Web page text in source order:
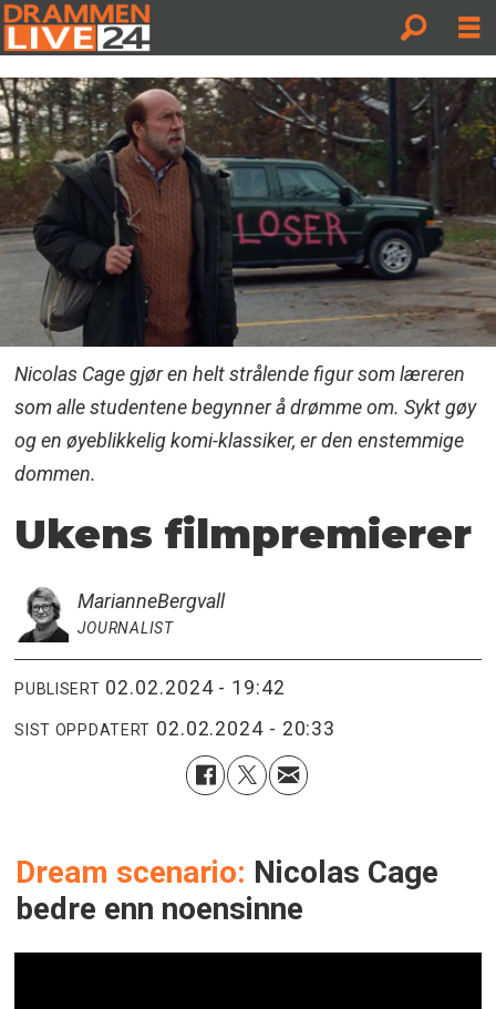
Nicolas Cage gjør en helt strålende figur som læreren
som alle studentene begynner å drømme om. Sykt gøy
og en øyeblikkelig komi-klassiker, er den enstemmige
dommen.
Ukens filmpremierer
MarianneBergvall
JOURNALIST
PUBLISERT 02.02.2024 - 19:42
SIST OPPDATERT 02.02.2024 - 20:33
Dream scenario: Nicolas Cage
bedre enn noensinne